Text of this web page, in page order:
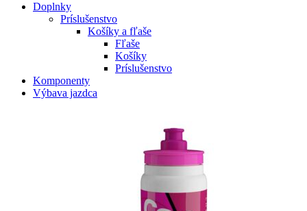
Doplnky
Príslušenstvo
Košíky a fľaše
Fľaše
Košíky
Príslušenstvo
Komponenty
Výbava jazdca